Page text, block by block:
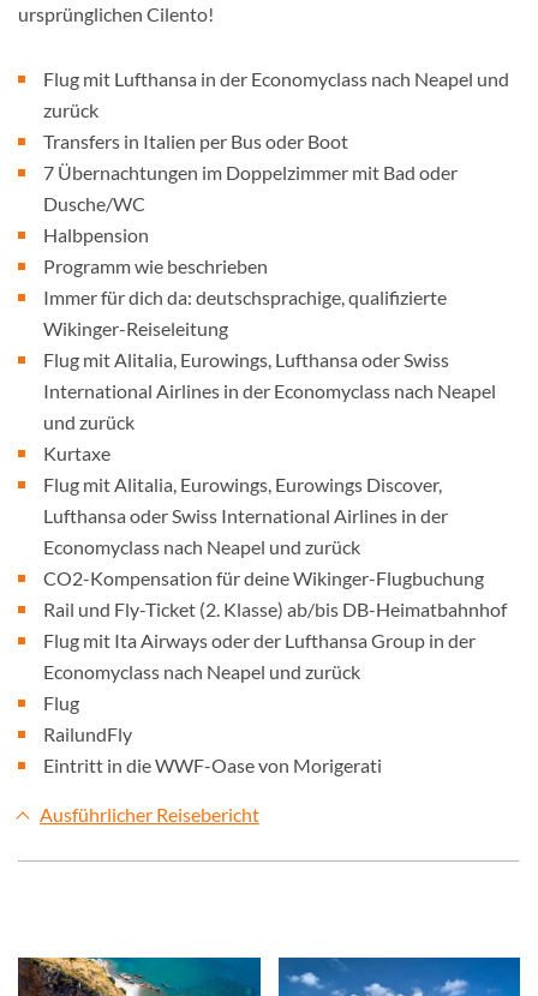
ursprünglichen Cilento!
Flug mit Lufthansa in der Economyclass nach Neapel und
zurück
Transfers in Italien per Bus oder Boot
7 Übernachtungen im Doppelzimmer mit Bad oder
Dusche/WC
Halbpension
Programm wie beschrieben
Immer für dich da: deutschsprachige, qualifizierte
Wikinger-Reiseleitung
Flug mit Alitalia, Eurowings, Lufthansa oder Swiss
International Airlines in der Economyclass nach Neapel
und zurück
Kurtaxe
Flug mit Alitalia, Eurowings, Eurowings Discover,
Lufthansa oder Swiss International Airlines in der
Economyclass nach Neapel und zurück
CO2-Kompensation für deine Wikinger-Flugbuchung
Rail und Fly-Ticket (2. Klasse) ab/bis DB-Heimatbahnhof
Flug mit Ita Airways oder der Lufthansa Group in der
Economyclass nach Neapel und zurück
Flug
RailundFly
Eintritt in die WWF-Oase von Morigerati
Ausführlicher Reisebericht